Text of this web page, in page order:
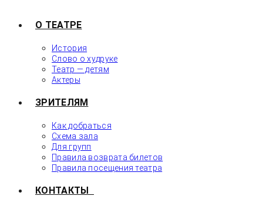
О ТЕАТРЕ
История
Слово о худруке
Театр — детям
Актеры
ЗРИТЕЛЯМ
Как добраться
Схема зала
Для групп
Правила возврата билетов
Правила посещения театра
КОНТАКТЫ